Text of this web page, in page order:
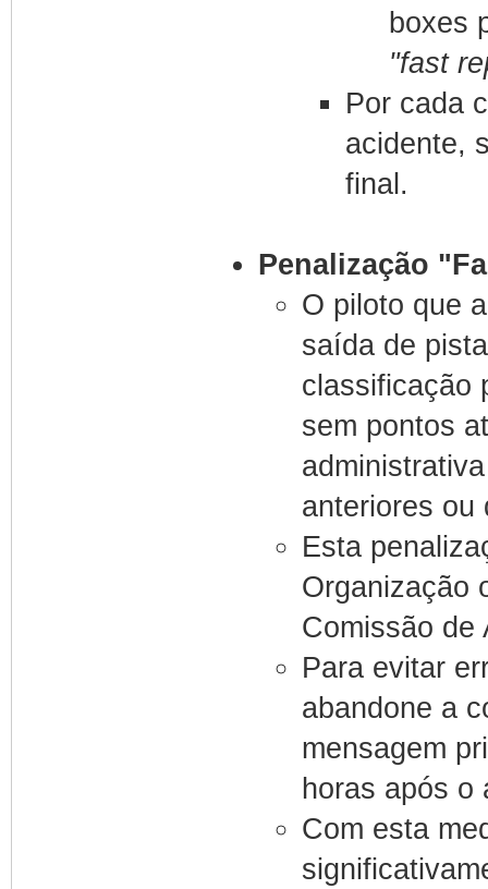
boxes
"fast
Por cada
acidente,
final.
Penalização
O piloto que
saída de
classificação
sem pontos
anteriores ou
Esta
Organização
Comissão de
Para evitar
abandone a
mensagem
horas após o
Com esta